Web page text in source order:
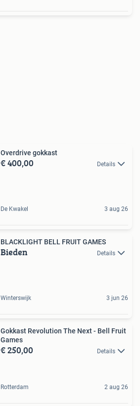
Overdrive gokkast
€ 400,00 Details
De Kwakel 3 aug 26
BLACKLIGHT BELL FRUIT GAMES
Bieden Details
Winterswijk 3 jun 26
Gokkast Revolution The Next - Bell Fruit
Games
€ 250,00 Details
Rotterdam 2 aug 26